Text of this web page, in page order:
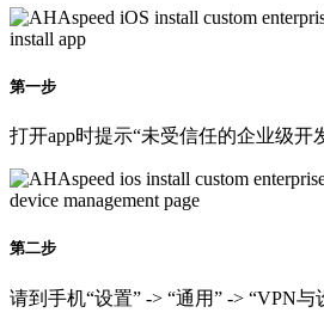
第一步
打开app时提示“未受信任的企业级开
第二步
请到手机“设置” -> “通用” -> “VPN与